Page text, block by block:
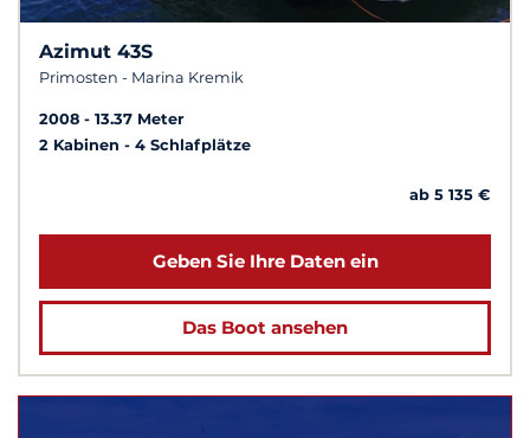
Azimut 43S
Primosten - Marina Kremik
2008
13.37 Meter
2 Kabinen
4 Schlafplätze
ab 5 135 €
Geben Sie Ihre Daten ein
Das Boot ansehen